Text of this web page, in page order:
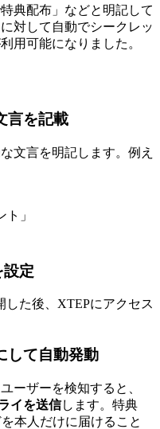
典配布」などと明記して
対して自動でシークレッ
用可能になりました。
言を記載
文言を明記します。例え
」
定
た後、XTEPにアクセス
して自動発動
ーザーを検知すると、
イを送信します。特典
本人だけに届けること